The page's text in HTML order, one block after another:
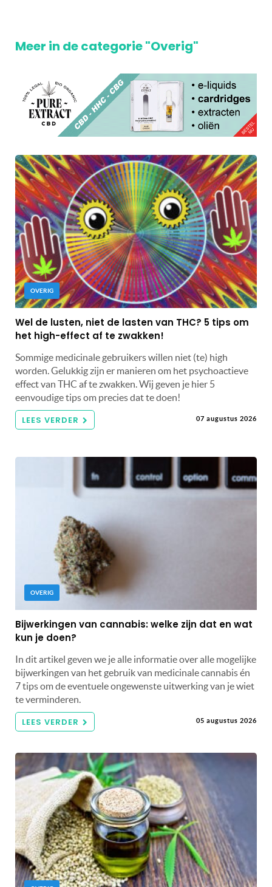
Meer in de categorie "Overig"
OVERIG
Wel de lusten, niet de lasten van THC? 5 tips om
het high-effect af te zwakken!
Sommige medicinale gebruikers willen niet (te) high
worden. Gelukkig zijn er manieren om het psychoactieve
effect van THC af te zwakken. Wij geven je hier 5
eenvoudige tips om precies dat te doen!
LEES VERDER 07 augustus 2026
OVERIG
Bijwerkingen van cannabis: welke zijn dat en wat
kun je doen?
In dit artikel geven we je alle informatie over alle mogelijke
bijwerkingen van het gebruik van medicinale cannabis én
7 tips om de eventuele ongewenste uitwerking van je wiet
te verminderen.
LEES VERDER 05 augustus 2026